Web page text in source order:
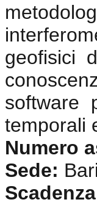
geofisici
software
temporali
Numero
Sede: Bari